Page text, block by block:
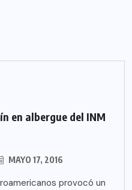
en albergue del INM
MAYO 17, 2016
provocó un